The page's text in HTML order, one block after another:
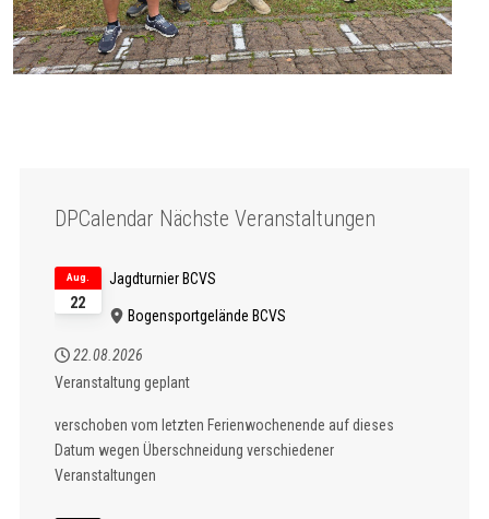
DPCalendar Nächste Veranstaltungen
22
Aug. Jagdturnier BCVS
Bogensportgelände BCVS
22.08.2026
Veranstaltung geplant
verschoben vom letzten Ferienwochenende auf dieses
Datum wegen Überschneidung verschiedener
Veranstaltungen